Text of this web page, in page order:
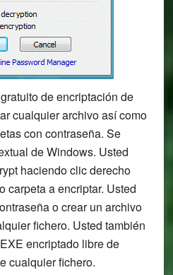
de encriptación de
cualquier archivo así como
con contraseña. Se
de Windows. Usted
haciendo clic derecho
carpeta a encriptar. Usted
o crear un archivo
fichero. Usted también
encriptado libre de
cualquier fichero.